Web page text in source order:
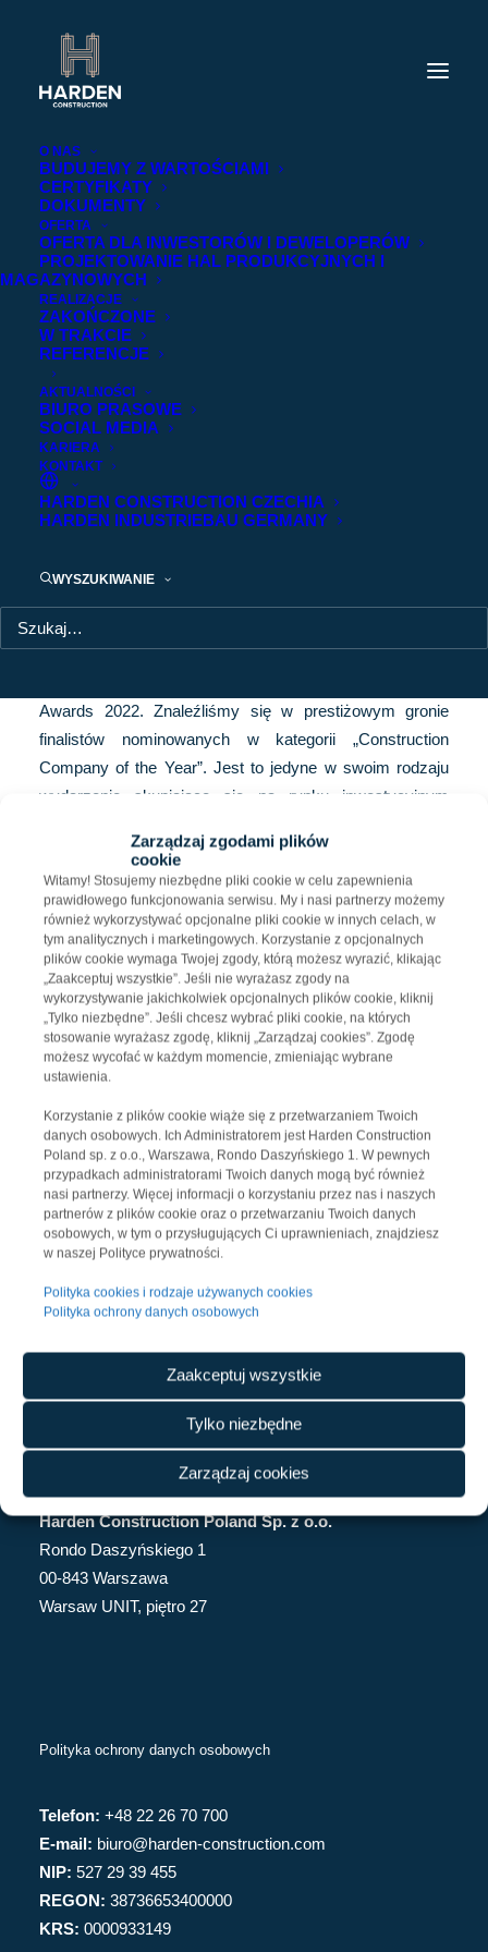
Zarządzaj zgodami plików
cookie
Witamy! Stosujemy niezbędne pliki cookie w celu zapewnienia
prawidłowego funkcjonowania serwisu. My i nasi partnerzy możemy
również wykorzystywać opcjonalne pliki cookie w innych celach, w
tym analitycznych i marketingowych. Korzystanie z opcjonalnych
plików cookie wymaga Twojej zgody, którą możesz wyrazić, klikając
„Zaakceptuj wszystkie”. Jeśli nie wyrażasz zgody na
wykorzystywanie jakichkolwiek opcjonalnych plików cookie, kliknij
„Tylko niezbędne”. Jeśli chcesz wybrać pliki cookie, na których
stosowanie wyrażasz zgodę, kliknij „Zarządzaj cookies”. Zgodę
możesz wycofać w każdym momencie, zmieniając wybrane
ustawienia.
Korzystanie z plików cookie wiąże się z przetwarzaniem Twoich
danych osobowych. Ich Administratorem jest Harden Construction
Poland sp. z o.o., Warszawa, Rondo Daszyńskiego 1. W pewnych
przypadkach administratorami Twoich danych mogą być również
nasi partnerzy. Więcej informacji o korzystaniu przez nas i naszych
partnerów z plików cookie oraz o przetwarzaniu Twoich danych
osobowych, w tym o przysługujących Ci uprawnieniach, znajdziesz
w naszej Polityce prywatności.
Polityka cookies i rodzaje używanych cookies
Polityka ochrony danych osobowych
Zaakceptuj wszystkie
Tylko niezbędne
Zarządzaj cookies
O NAS
BUDUJEMY Z WARTOŚCIAMI
CERTYFIKATY
DOKUMENTY
OFERTA
OFERTA DLA INWESTORÓW I DEWELOPERÓW
PROJEKTOWANIE HAL PRODUKCYJNYCH I
MAGAZYNOWYCH
REALIZACJE
ZAKOŃCZONE
W TRAKCIE
REFERENCJE
AKTUALNOŚCI
BIURO PRASOWE
SOCIAL MEDIA
KARIERA
KONTAKT
HARDEN CONSTRUCTION CZECHIA
HARDEN INDUSTRIEBAU GERMANY
WYSZUKIWANIE
Sukcesy Harden Construction w realizacji obiektów
przemysłowo-magazynowych zostały wyróżnione
Awards 2022. Znaleźliśmy się w prestiżowym gronie
finalistów nominowanych w kategorii „Construction
Company of the Year”. Jest to jedyne w swoim rodzaju
wydarzenie skupiające się na rynku inwestycyjnym
wyspecjalizowanych firm usługowych i konkretnych
projektów. Mieliśmy także przyjemność sponsorować
kategorię „Warehouse Investor” – gratulujemy zwycięzcy
firmie Fortress REIT.
Kontakt dla mediów
tel. +48 502 433 664
e-mail:filip.lamanski@flexpr.pl
Harden Construction Poland Sp. z o.o.
Rondo Daszyńskiego 1
00-843 Warszawa
Warsaw UNIT, piętro 27
Polityka ochrony danych osobowych
Telefon: +48 22 26 70 700
E-mail: biuro@harden-construction.com
NIP: 527 29 39 455
REGON: 38736653400000
KRS: 0000933149